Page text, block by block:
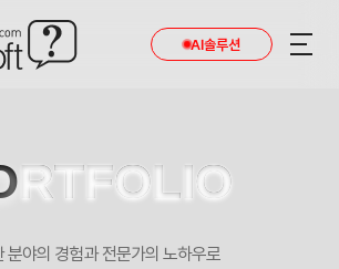
AI솔루션
RTFOLIO
분야의 경험과 전문가의 노하우로